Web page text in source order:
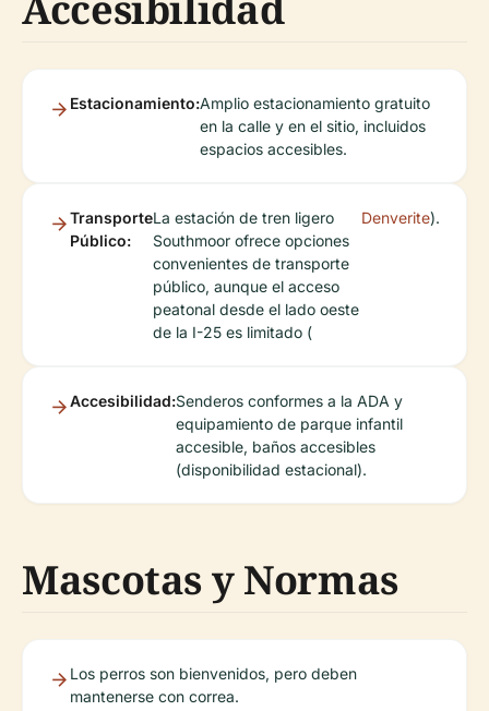
Estacionamiento:Amplio estacionamiento gratuito
en la calle y en el sitio, incluidos
espacios accesibles.
Transporte
Público:
La estación de tren ligero
Southmoor ofrece opciones
convenientes de transporte
público, aunque el acceso
peatonal desde el lado oeste
de la I-25 es limitado (
Denverite).
Accesibilidad:Senderos conformes a la ADA y
equipamiento de parque infantil
accesible, baños accesibles
(disponibilidad estacional).
Mascotas y Normas
Los perros son bienvenidos, pero deben
mantenerse con correa.